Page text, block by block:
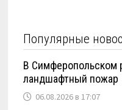
Популярные
В Симферопольском
ландшафтный пожар
06.08.2026 в 17:07